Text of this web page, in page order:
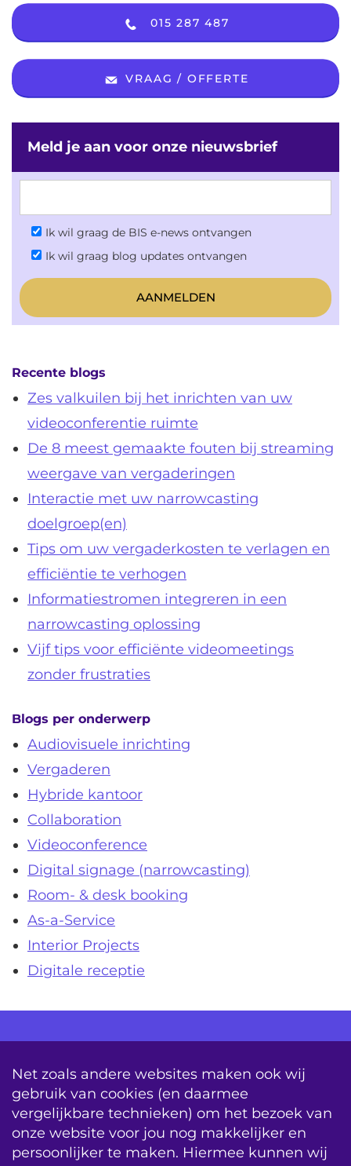
015 287 487
VRAAG / OFFERTE
Meld je aan voor onze nieuwsbrief
Ik wil graag de BIS e-news ontvangen
Ik wil graag blog updates ontvangen
Recente blogs
Zes valkuilen bij het inrichten van uw
videoconferentie ruimte
De 8 meest gemaakte fouten bij streaming
weergave van vergaderingen
Interactie met uw narrowcasting
doelgroep(en)
Tips om uw vergaderkosten te verlagen en
efficiëntie te verhogen
Informatiestromen integreren in een
narrowcasting oplossing
Vijf tips voor efficiënte videomeetings
zonder frustraties
Blogs per onderwerp
Audiovisuele inrichting
Vergaderen
Hybride kantoor
Collaboration
Videoconference
Digital signage (narrowcasting)
Room- & desk booking
As-a-Service
Interior Projects
Digitale receptie
AV Consultancy Opleiding
Detachering
Storing & Onderhoud
Onderhoudscontracten
System Updates
Net zoals andere websites maken ook wij
gebruik van cookies (en daarmee
vergelijkbare technieken) om het bezoek van
onze website voor jou nog makkelijker en
persoonlijker te maken. Hiermee kunnen wij